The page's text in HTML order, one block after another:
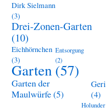
Dirk Sielmann
(3)
Drei-Zonen-Garten
(10)
Eichhörnchen
(3)
Entsorgung
(2)
Garten (57)
Garten der
Maulwürfe(5)
(4)
Holunder